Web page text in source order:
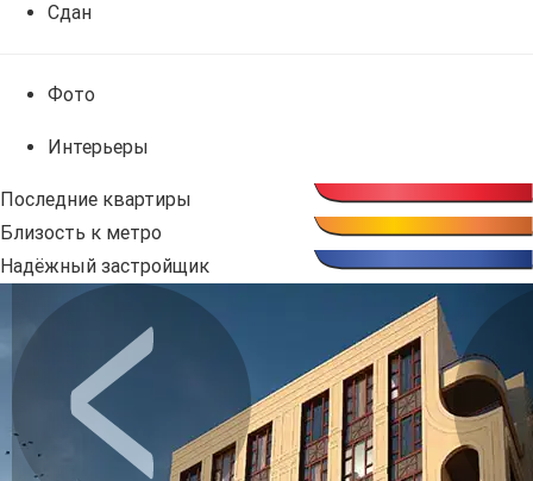
Сдан
Фото
Интерьеры
Последние квартиры
Близость к метро
Надёжный застройщик